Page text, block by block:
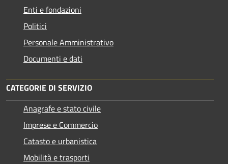
Enti e fondazioni
Politici
Personale Amministrativo
Documenti e dati
CATEGORIE DI SERVIZIO
Anagrafe e stato civile
Imprese e Commercio
Catasto e urbanistica
Mobilità e trasporti